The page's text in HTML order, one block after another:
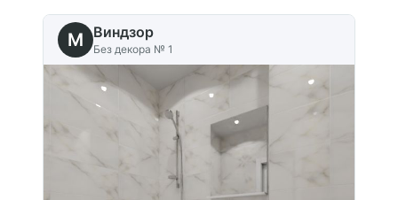
M Виндзор
Без декора № 1